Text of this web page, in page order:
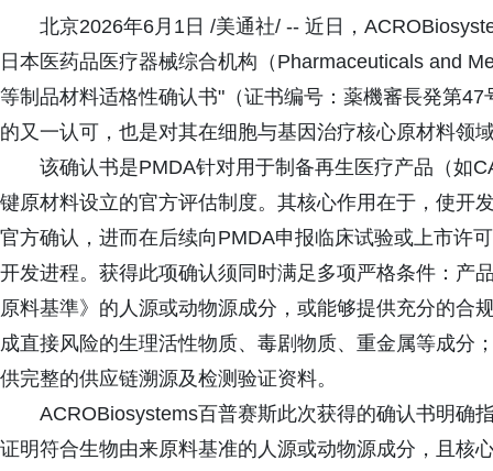
北京2026年6月1日 /美通社/ -- 近日，
日本医药品医疗器械综合机构（Pharmaceuticals and
等制品材料适格性确认书"（证书编号：薬機審長発第
的又一认可，也是对其在细胞与基因治疗核心原材料领
该确认书是PMDA针对用于制备再生医疗产品（如
键原材料设立的官方评估制度。其核心作用在于，使开
官方确认，进而在后续向PMDA申报临床试验或上市许
开发进程。获得此项确认须同时满足多项严格条件：产
原料基準》的人源或动物源成分，或能够提供充分的合
成直接风险的生理活性物质、毒剧物质、重金属等成分
供完整的供应链溯源及检测验证资料。
ACROBiosystems百普赛斯此次获得的确认书明确
证明符合生物由来原料基准的人源或动物源成分，且核